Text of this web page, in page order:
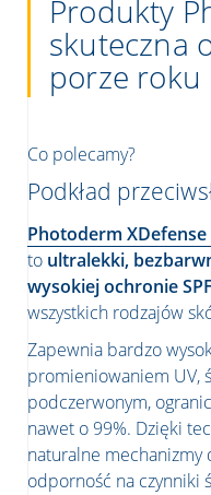
Produkty
skuteczna
porze roku
Co polecamy?
Podkład
Photoderm
to ultralekki,
wysokiej ochronie
wszystkich rodzajów
Zapewnia bardzo
promieniowaniem UV,
podczerwonym,
nawet o 99%. Dzięki
naturalne
odporność na czynniki